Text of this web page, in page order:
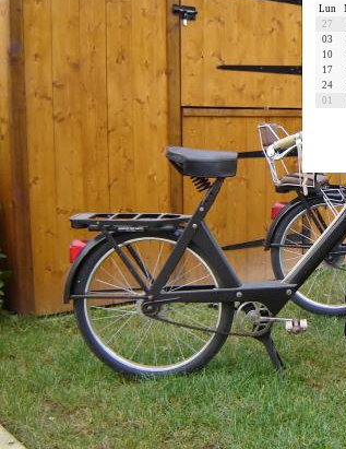
Lun
27
03
10
17
24
01